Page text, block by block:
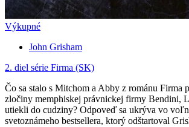
Výkupné
John Grisham
2. diel série Firma (SK)
Čo sa stalo s Mitchom a Abby z románu Firma
zločiny memphiskej právnickej firmy Bendini,
utiekli do cudziny? Odpoveď sa ukrýva vo
svetoznámeho bestsellera, ktorý odštartoval